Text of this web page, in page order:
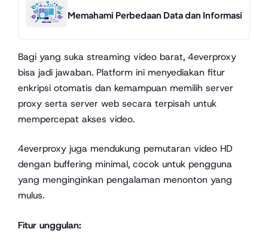
Memahami Perbedaan Data dan Informasi
Bagi yang suka streaming video barat, 4everproxy
bisa jadi jawaban. Platform ini menyediakan fitur
enkripsi otomatis dan kemampuan memilih server
proxy serta server web secara terpisah untuk
mempercepat akses video.
4everproxy juga mendukung pemutaran video HD
dengan buffering minimal, cocok untuk pengguna
yang menginginkan pengalaman menonton yang
mulus.
Fitur unggulan: